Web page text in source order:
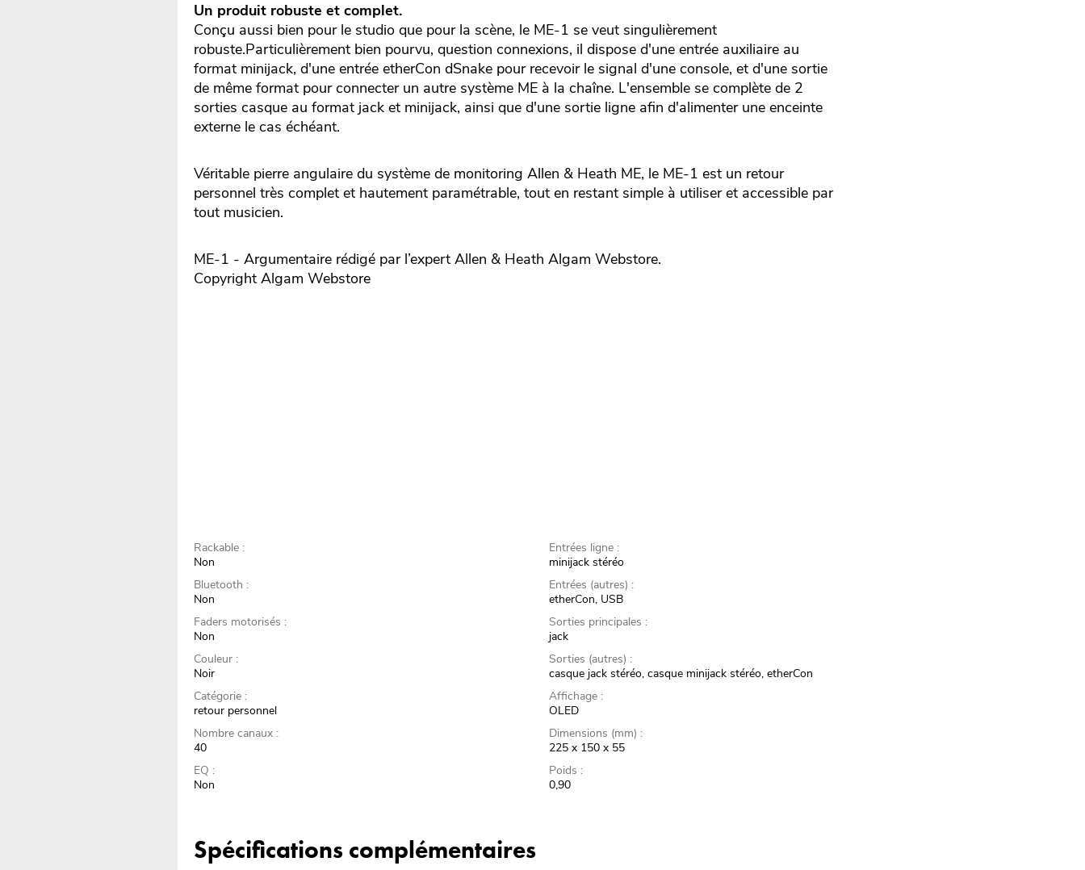
Un produit robuste et complet.
Conçu aussi bien pour le studio que pour la scène, le ME-1 se veut singulièrement
robuste.Particulièrement bien pourvu, question connexions, il dispose d'une entrée auxiliaire au
format minijack, d'une entrée etherCon dSnake pour recevoir le signal d'une console, et d'une sortie
de même format pour connecter un autre système ME à la chaîne. L'ensemble se complète de 2
sorties casque au format jack et minijack, ainsi que d'une sortie ligne afin d'alimenter une enceinte
externe le cas échéant.
Véritable pierre angulaire du système de monitoring Allen & Heath ME, le ME-1 est un retour
personnel très complet et hautement paramétrable, tout en restant simple à utiliser et accessible par
tout musicien.
ME-1 - Argumentaire rédigé par l’expertAllen & Heath Algam Webstore.
Copyright Algam Webstore
Rackable :
Non
Bluetooth :
Non
Faders motorisés :
Non
Couleur :
Noir
Catégorie :
retour personnel
Nombre canaux :
40
EQ :
Non
Entrées ligne :
minijack stéréo
Entrées (autres) :
etherCon, USB
Sorties principales :
jack
Sorties (autres) :
casque jack stéréo, casque minijack stéréo, etherCon
Affichage :
OLED
Dimensions (mm) :
225 x 150 x 55
Poids :
0,90
Spécifications complémentaires